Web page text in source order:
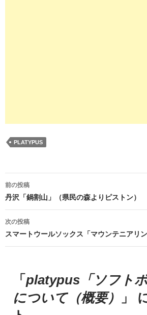
PLATYPUS
投
稿
ナ
ビ
ョ
前の投稿
丹沢「鍋割山」（県民の森よりピストン）
次の投稿
スマートウールソックス「マウンテニアリ
「 platypus「ソフト
について（概要）
」